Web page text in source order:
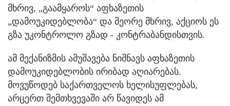
მხრივ, „გაამყაროს“ აფხაზეთის
„დამოუკიდებლობა“ და მეორე მხრივ, აქციოს ეს
გზა უკონტროლო გზად - კონტრაბანდისთვის.
ამ მექანიზმის ამუშავება ნიშნავს აფხაზეთის
დამოუკიდებლობის ირიბად აღიარებას.
მოვუწოდებ საქართველოს ხელისუფლებას,
არცერთ შემთხვევაში არ წავიდეს ამ